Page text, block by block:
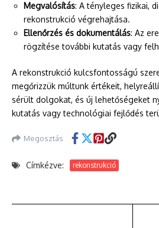
Megvalósítás: A tényleges fizikai,
rekonstrukció végrehajtása.
Ellenőrzés és dokumentálás: Az
rögzítése további kutatás vagy
A rekonstrukció kulcsfontosságú
megőrizzük múltunk értékeit,
sérült dolgokat, és új lehetőségeket
kutatás vagy technológiai fejlődés
Megosztás
Címkézve: rekonstrukció